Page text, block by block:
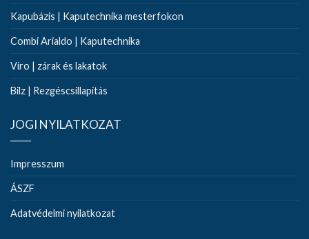
Kapubázis | Kaputechnika mesterfokon
Combi Arialdo | Kaputechnika
Viro | zárak és lakatok
Bilz | Rezgéscsillapítás
JOGI NYILATKOZAT
Impresszum
ÁSZF
Adatvédelmi nyilatkozat